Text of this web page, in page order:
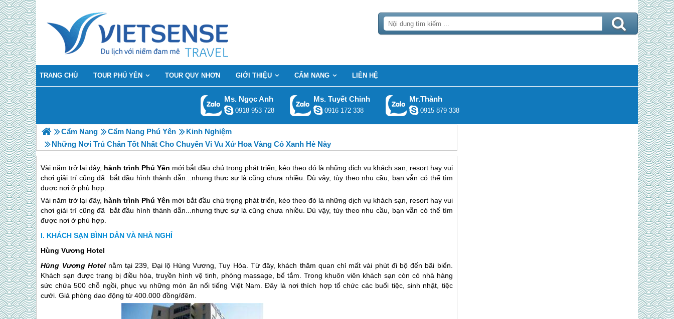
TRANG CHỦ TOUR PHÚ YÊN TOUR QUY NHƠN GIỚI THIỆU CẨM NANG LIÊN HỆ
Ms. Ngọc Anh
0918 953 728
Ms. Tuyết Chinh
0916 172 338
Mr.Thành
0915 879 338
Cẩm Nang Cẩm Nang Phú Yên
Kinh Nghiệm
Những Nơi Trú Chân Tốt Nhất Cho Chuyến Vi Vu Xứ Hoa Vàng Cỏ Xanh Hè Này
Vài năm trở lại đây, hành trình Phú Yên mới bắt đầu chú trọng phát triển, kéo theo đó là những dịch vụ khách sạn, resort hay vui
chơi giải trí cũng đã bắt đầu hình thành dẫn...nhưng thực sự là cũng chưa nhiều. Dù vậy, tùy theo nhu cầu, bạn vẫn có thể tìm
được nơi ở phù hợp.
Vài năm trở lại đây, hành trình Phú Yên mới bắt đầu chú trọng phát triển, kéo theo đó là những dịch vụ khách sạn, resort hay vui
chơi giải trí cũng đã bắt đầu hình thành dẫn...nhưng thực sự là cũng chưa nhiều. Dù vậy, tùy theo nhu cầu, bạn vẫn có thể tìm
được nơi ở phù hợp.
KHÁCH SẠN BÌNH DÂN VÀ NHÀ NGHỈ
Hùng Vương Hotel
Hùng Vương Hotel nằm tại 239, Đại lộ Hùng Vương, Tuy Hòa. Từ đây, khách thăm quan chỉ mất vài phút đi bộ đến bãi biển.
Khách sạn được trang bị điều hòa, truyền hình vệ tinh, phòng massage, bể tắm. Trong khuôn viên khách sạn còn có nhà hàng
sức chứa 500 chỗ ngồi, phục vụ những món ăn nổi tiếng Việt Nam. Đây là nơi thích hợp tổ chức các buổi tiệc, sinh nhật, tiệc
cưới. Giá phòng dao động từ 400.000 đồng/đêm.